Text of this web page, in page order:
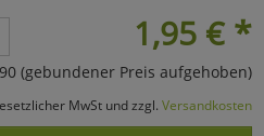
1,95 € *
(gebundener Preis aufgehoben)
MwSt und zzgl. Versandkosten
zu Haupptseite